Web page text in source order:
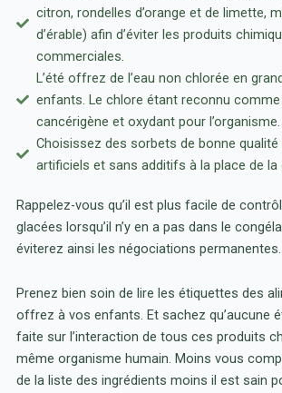
citron, rondelles d’orange et de limette,
d’érable) afin d’éviter les produits
commerciales.
L’été offrez de l’eau non chlorée en
enfants. Le chlore étant reconnu
cancérigène et oxydant pour l’organisme.
Choisissez des sorbets de bonne
artificiels et sans additifs à la place de la
Rappelez-vous qu’il est plus facile de
glacées lorsqu’il n’y en a pas dans le
éviterez ainsi les négociations permanentes.
Prenez bien soin de lire les étiquettes des
offrez à vos enfants. Et sachez qu’aucune
faite sur l’interaction de tous ces produits
même organisme humain. Moins vous
de la liste des ingrédients moins il est sain